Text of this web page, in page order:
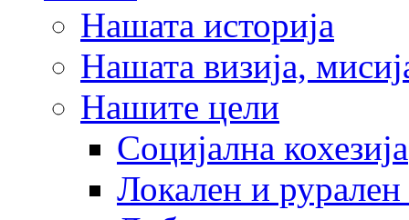
Нашата историја
Нашата визија,
Нашите цели
Социјална кохезија
Локален и рурален